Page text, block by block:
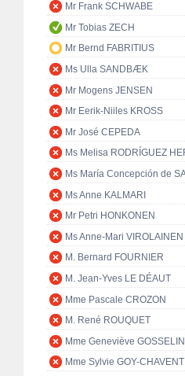
Mr Frank SCHWABE
Mr Tobias ZECH
Mr Bernd FABRITIUS
Ms Ulla SANDBÆK
Mr Mogens JENSEN
Mr Eerik-Niiles KROSS
Mr José CEPEDA
Ms Melisa RODRÍGUEZ
Ms María Concepción de
Ms Anne KALMARI
Mr Petri HONKONEN
Ms Anne-Mari VIROLAINEN
M. Bernard FOURNIER
M. Jean-Yves LE DÉAUT
Mme Pascale CROZON
M. René ROUQUET
Mme Geneviève
Mme Sylvie GOY-CHAVENT